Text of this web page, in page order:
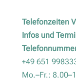
Telefonzeiten
Infos und
+49 651
Mo.–Fr.: